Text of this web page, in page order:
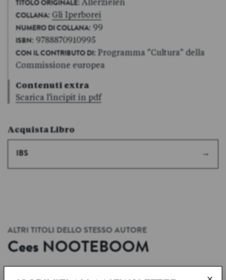
TITOLO ORIGINALE: Allerzielen
COLLANA: Gli Iperborei
NUMERO DI COLLANA: 99
ISBN: 9788870910995
CON IL CONTRIBUTO DI: Programma "Cultura" della
Commissione europea
Contenuti extra
Scarica l'incipit in pdf
Acquista Libro
IBS
ALTRI TITOLI DELLO STESSO AUTORE
Cees NOOTEBOOM